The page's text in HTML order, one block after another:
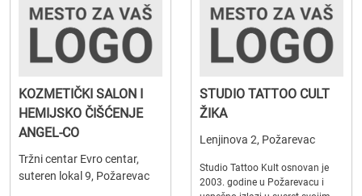
KOZMETIČKI SALON I
HEMIJSKO ČIŠĆENJE
ANGEL-CO
Tržni centar Evro centar,
suteren lokal 9, Požarevac
STUDIO TATTOO CULT
ŽIKA
Lenjinova 2, Požarevac
Studio Tattoo Kult osnovan je
2003. godine u Požarevacu i